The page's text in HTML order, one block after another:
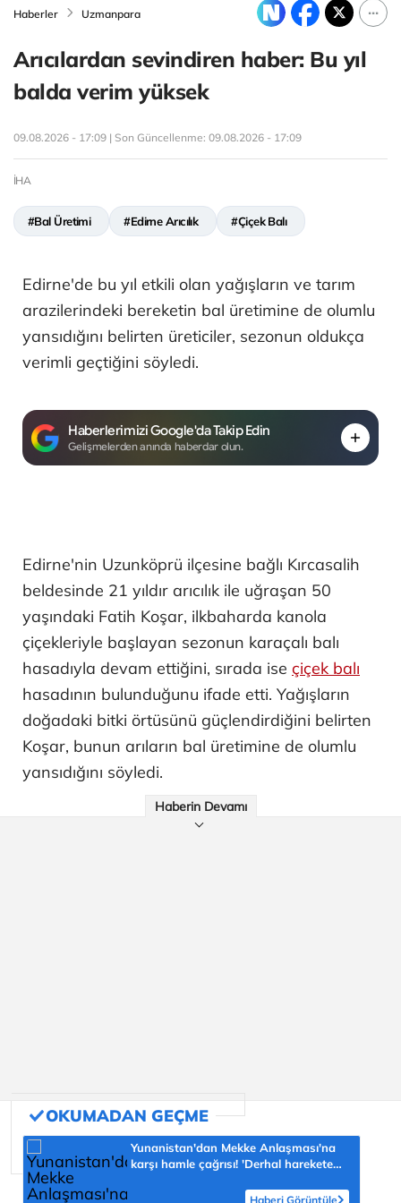
Haberler Uzmanpara
Arıcılardan sevindiren haber: Bu yıl
balda verim yüksek
09.08.2026 - 17:09 | Son Güncellenme: 09.08.2026 - 17:09
İHA
#Bal Üretimi #Edirne Arıcılık #Çiçek Balı
Edirne'de bu yıl etkili olan yağışların ve tarım
arazilerindeki bereketin bal üretimine de olumlu
yansıdığını belirten üreticiler, sezonun oldukça
verimli geçtiğini söyledi.
Haberlerimizi Google'da Takip Edin
Gelişmelerden anında haberdar olun.
Edirne'nin Uzunköprü ilçesine bağlı Kırcasalih
beldesinde 21 yıldır arıcılık ile uğraşan 50
yaşındaki Fatih Koşar, ilkbaharda kanola
çiçekleriyle başlayan sezonun karaçalı balı
hasadıyla devam ettiğini, sırada ise çiçek balı
hasadının bulunduğunu ifade etti. Yağışların
doğadaki bitki örtüsünü güçlendirdiğini belirten
Koşar, bunun arıların bal üretimine de olumlu
yansıdığını söyledi.
Haberin Devamı
Yunanistan'dan Mekke Anlaşması'na
karşı hamle çağrısı! 'Derhal harekete
Haberi Görüntüle